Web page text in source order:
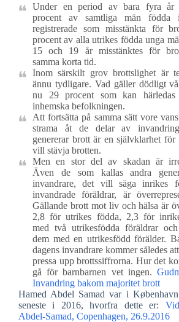
Under en period av bara fyra år
procent av samtliga män födda
registrerade som misstänkta för
procent av alla utrikes födda unga
15 och 19 år misstänktes för
samma korta tid.
Inom särskilt grov brottslighet är
ännu tydligare. Vad gäller dödligt
nu 29 procent som kan
inhemska befolkningen.
Att fortsätta på samma sätt vore
strama åt de delar av
genererar brott är en självklarhet för
vill stävja brotten.
Men en stor del av skadan är
Även de som kallas andra
invandrare, det vill säga inrikes
invandrade föräldrar, är
Gällande brott mot liv och hälsa är
2,8 för utrikes födda, 2,3 för
med två utrikesfödda föräldrar
dem med en utrikesfödd förälder.
dagens invandrare kommer således
pressa upp brottssiffrorna. Hur det
gå för barnbarnen vet ingen.
Invandring bakom majoritet brott
Hamed Abdel Samad var i
seneste i 2016, hvorfra dette er:
Abdel-Samad, Copenhagen, 26.9.2016